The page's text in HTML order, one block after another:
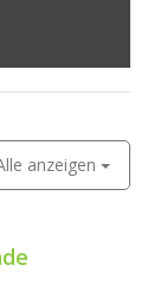
anzeigen